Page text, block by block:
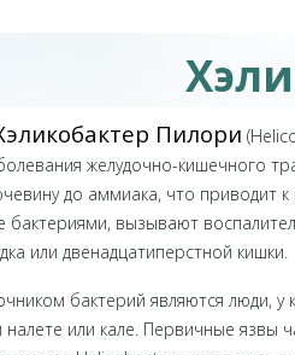
Пилори
желудочно-кишечного
до аммиака, что приводит
бактериями, вызывают
или двенадцатиперстной кишки.
бактерий являются люди, у
налете или кале. Первичные язвы